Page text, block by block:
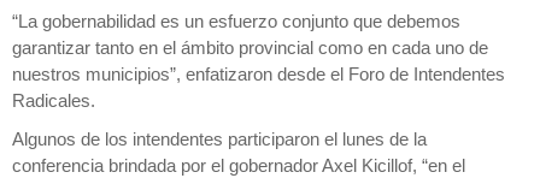
“La gobernabilidad es un esfuerzo conjunto que debemos
garantizar tanto en el ámbito provincial como en cada uno de
nuestros municipios”, enfatizaron desde el Foro de Intendentes
Radicales.
Algunos de los intendentes participaron el lunes de la
conferencia brindada por el gobernador Axel Kicillof, “en el